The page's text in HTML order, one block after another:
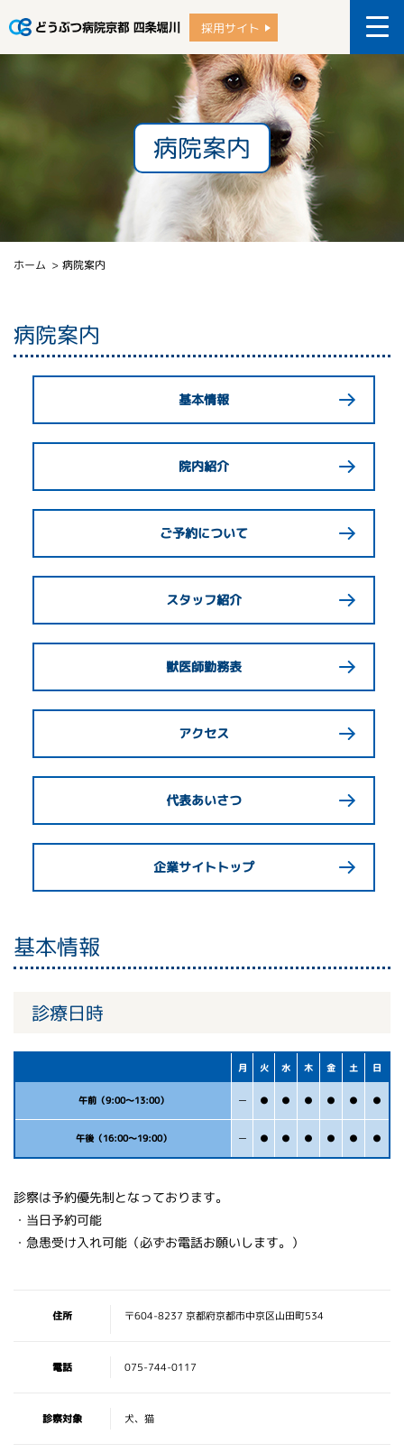
採用サイト
病院案内
ホーム 病院案内
病院案内
基本情報
院内紹介
ご予約について
スタッフ紹介
獣医師勤務表
アクセス
代表あいさつ
企業サイトトップ
基本情報
診療日時
月 火 水 木 金 土 日
午前（9:00〜13:00） ー ● ● ● ● ● ●
午後（16:00〜19:00） ー ● ● ● ● ● ●
診察は予約優先制となっております。
・当日予約可能
・急患受け入れ可能（必ずお電話お願いします。）
住所 〒604-8237 京都府京都市中京区山田町534
電話 075-744-0117
診察対象 犬、猫